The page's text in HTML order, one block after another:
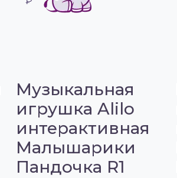
Музыкальная
игрушка Alilo
интерактивная
Малышарики
Пандочка R1